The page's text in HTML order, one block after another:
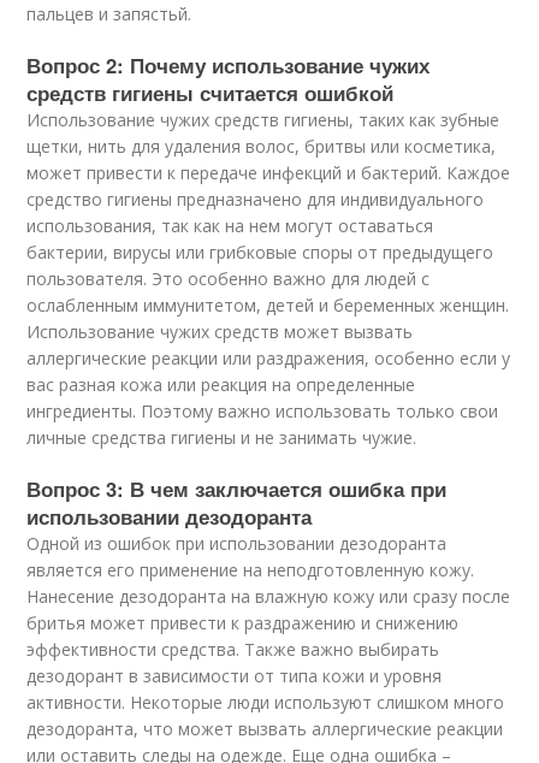
пальцев и запястьй.
Вопрос 2: Почему использование чужих
средств гигиены считается ошибкой
Использование чужих средств гигиены, таких как зубные
щетки, нить для удаления волос, бритвы или косметика,
может привести к передаче инфекций и бактерий. Каждое
средство гигиены предназначено для индивидуального
использования, так как на нем могут оставаться
бактерии, вирусы или грибковые споры от предыдущего
пользователя. Это особенно важно для людей с
ослабленным иммунитетом, детей и беременных женщин.
Использование чужих средств может вызвать
аллергические реакции или раздражения, особенно если у
вас разная кожа или реакция на определенные
ингредиенты. Поэтому важно использовать только свои
личные средства гигиены и не занимать чужие.
Вопрос 3: В чем заключается ошибка при
использовании дезодоранта
Одной из ошибок при использовании дезодоранта
является его применение на неподготовленную кожу.
Нанесение дезодоранта на влажную кожу или сразу после
бритья может привести к раздражению и снижению
эффективности средства. Также важно выбирать
дезодорант в зависимости от типа кожи и уровня
активности. Некоторые люди используют слишком много
дезодоранта, что может вызвать аллергические реакции
или оставить следы на одежде. Еще одна ошибка –